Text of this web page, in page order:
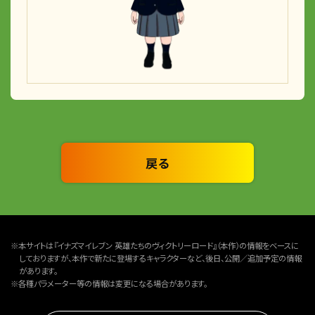
戻る
※本サイトは『イナズマイレブン 英雄たちのヴィクトリーロード』（本作）の情報をベースに
しておりますが、本作で新たに登場するキャラクターなど、後日、公開／追加予定の情報
があります。
※各種パラメーター等の情報は変更になる場合があります。